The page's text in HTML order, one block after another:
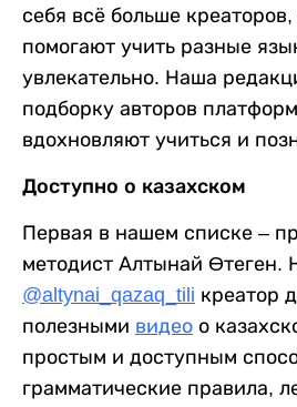
себя всё больше
помогают учить разные
увлекательно. Наша
подборку авторов
вдохновляют учиться и
Доступно о казахском
Первая в нашем списке –
методист Алтынай Өтеген.
@altynai_qazaq_tili креатор
полезными видео о
простым и доступным
грамматические правила,